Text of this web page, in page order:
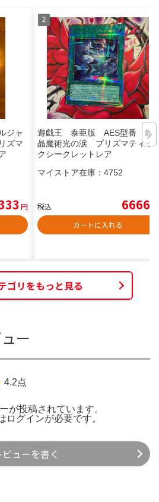
ジャ
ズマ
円
遊戯王 泰亜版 AES型番 結
晶魔術光の涙 プリズマティッ
クシークレットレア
マイストア在庫： 4752
税込 6666
カートに入れる
ゴリをもっと見る
ー
4.2点
が投稿されています。
ログインが必要です。
ビューを書く